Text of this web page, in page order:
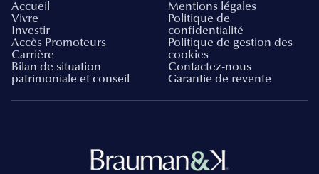
Accueil
Vivre
Investir
Accès Promoteurs
Carrière
Bilan de situation
patrimoniale et conseil
Mentions légales
Politique de
confidentialité
Politique de gestion des
cookies
Contactez-nous
Garantie de revente